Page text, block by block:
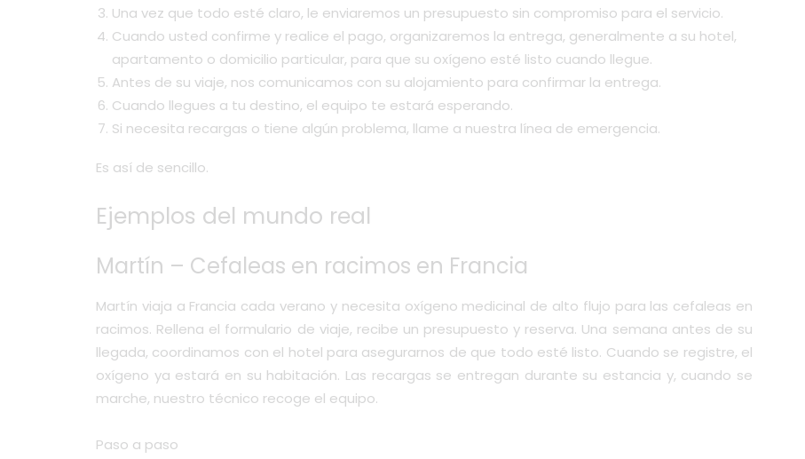
Una vez que todo esté claro, le enviaremos un presupuesto sin compromiso para el servicio.
Cuando usted confirme y realice el pago, organizaremos la entrega, generalmente a su hotel,
apartamento o domicilio particular, para que su oxígeno esté listo cuando llegue.
Antes de su viaje, nos comunicamos con su alojamiento para confirmar la entrega.
Cuando llegues a tu destino, el equipo te estará esperando.
Si necesita recargas o tiene algún problema, llame a nuestra línea de emergencia.
Es así de sencillo.
Ejemplos del mundo real
Martín – Cefaleas en racimos en Francia
Martín viaja a Francia cada verano y necesita oxígeno medicinal de alto flujo para las cefaleas en
racimos. Rellena el formulario de viaje, recibe un presupuesto y reserva. Una semana antes de su
llegada, coordinamos con el hotel para asegurarnos de que todo esté listo. Cuando se registre, el
oxígeno ya estará en su habitación. Las recargas se entregan durante su estancia y, cuando se
marche, nuestro técnico recoge el equipo.
Paso a paso